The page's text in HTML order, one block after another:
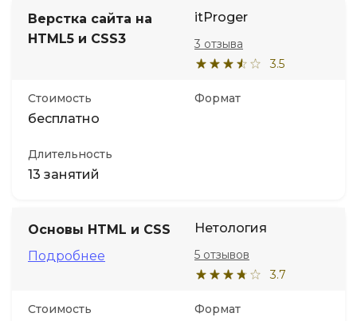
Верстка сайта на
HTML5 и CSS3
itProger
3.5
3 отзыва
Стоимость
бесплатно
Формат
Длительность
13 занятий
Основы HTML и CSS
Подробнее
Нетология
3.7
5 отзывов
Стоимость Формат